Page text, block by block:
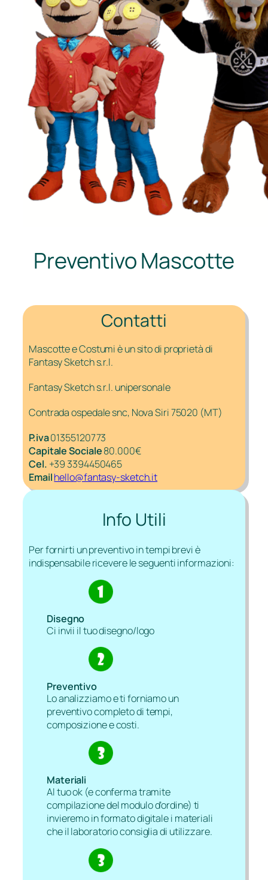
Preventivo Mascotte
Contatti
Mascotte e Costumi è un sito di proprietà di
Fantasy Sketch s.r.l.
Fantasy Sketch s.r.l. unipersonale
Contrada ospedale snc, Nova Siri 75020 (MT)
P.iva01355120773
Capitale Sociale80.000€
Cel. +39 3394450465
Emailhello@fantasy-sketch.it
Info Utili
Per fornirti un preventivo in tempi brevi è
indispensabile ricevere le seguenti informazioni:
Disegno
Ci invii il tuo disegno/logo
Preventivo
Lo analizziamo e ti forniamo un
preventivo completo di tempi,
composizione e costi.
Materiali
Al tuo ok (e conferma tramite
compilazione del modulo d’ordine) ti
invieremo in formato digitale i materiali
che il laboratorio consiglia di utilizzare.